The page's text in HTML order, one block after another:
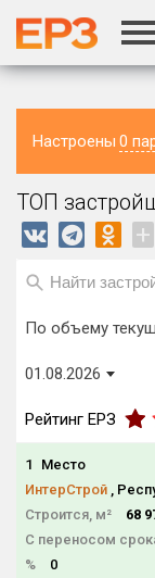
Настроены 0
Регион головного
Строится, м²
Процент
ТОП
+
По объему
01.08.2026
Рейтинг ЕРЗ
1
Место
ИнтерСтрой ,
Строится, м²
68
С переносом
%
0